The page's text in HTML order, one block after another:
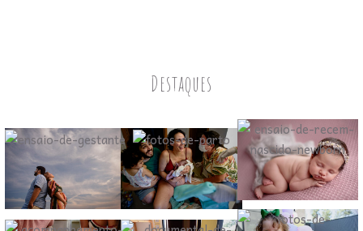
Destaques